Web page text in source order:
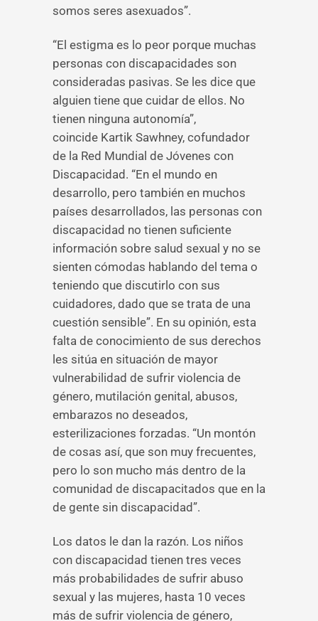
somos seres asexuados”.
“El estigma es lo peor porque muchas
personas con discapacidades son
consideradas pasivas. Se les dice que
alguien tiene que cuidar de ellos. No
tienen ninguna autonomía”,
coincide Kartik Sawhney, cofundador
de la Red Mundial de Jóvenes con
Discapacidad. “En el mundo en
desarrollo, pero también en muchos
países desarrollados, las personas con
discapacidad no tienen suficiente
información sobre salud sexual y no se
sienten cómodas hablando del tema o
teniendo que discutirlo con sus
cuidadores, dado que se trata de una
cuestión sensible”. En su opinión, esta
falta de conocimiento de sus derechos
les sitúa en situación de mayor
vulnerabilidad de sufrir violencia de
género, mutilación genital, abusos,
embarazos no deseados,
esterilizaciones forzadas. “Un montón
de cosas así, que son muy frecuentes,
pero lo son mucho más dentro de la
comunidad de discapacitados que en la
de gente sin discapacidad”.
Los datos le dan la razón. Los niños
con discapacidad tienen tres veces
más probabilidades de sufrir abuso
sexual y las mujeres, hasta 10 veces
más de sufrir violencia de género,